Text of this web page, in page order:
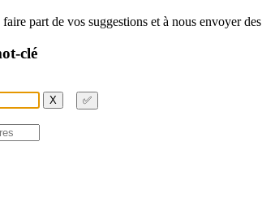
part de vos suggestions et à nous envoyer
clé
X ✅